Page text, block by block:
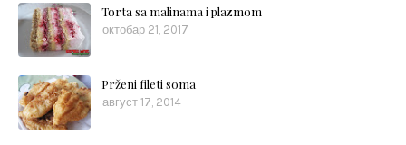
Torta sa malinama i plazmom
октобар 21, 2017
Prženi fileti soma
август 17, 2014